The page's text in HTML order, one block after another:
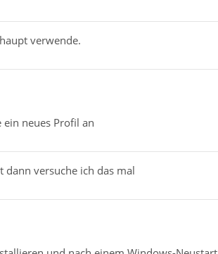
verwende.
neues Profil an
versuche ich das mal